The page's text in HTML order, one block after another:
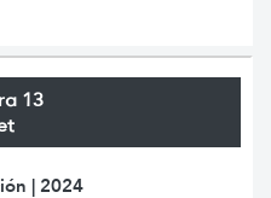
13
| 2024